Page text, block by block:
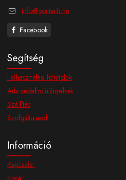
info@gortech.hu
Facebook
Segítség
Felhasználási feltételek
Adatvédelmi irányelvek
Szállítás
Szolgáltatások
Információ
Kapcsolat